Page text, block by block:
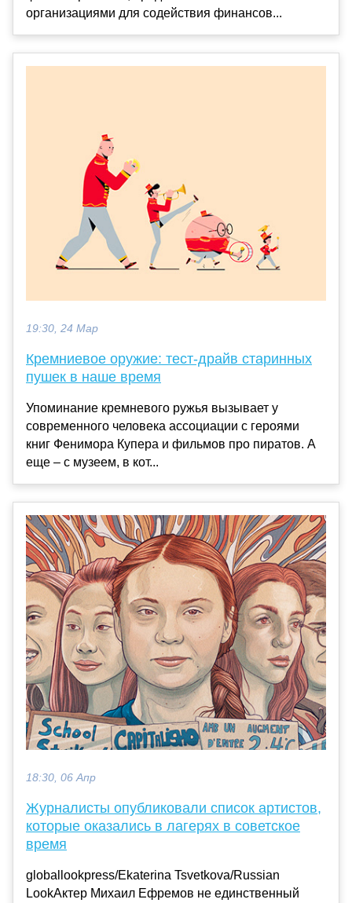
организациями для содействия финансов...
19:30, 24 Мар
Кремниевое оружие: тест-драйв старинных
пушек в наше время
Упоминание кремневого ружья вызывает у
современного человека ассоциации с героями
книг Фенимора Купера и фильмов про пиратов. А
еще – с музеем, в кот...
18:30, 06 Апр
Журналисты опубликовали список артистов,
которые оказались в лагерях в советское
время
globallookpress/Ekaterina Tsvetkova/Russian
LookАктер Михаил Ефремов не единственный